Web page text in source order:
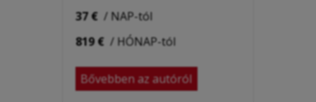
37 € / NAP-tól
819 € / HÓNAP-tól
Bővebben az autóról